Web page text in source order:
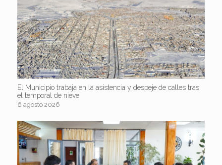
El Municipio trabaja en la asistencia y despeje de calles tras
el temporal de nieve
6 agosto 2026